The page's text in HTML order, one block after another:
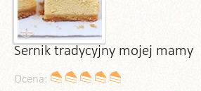
Sernik tradycyjny mojej mamy
Ocena: